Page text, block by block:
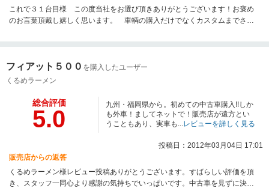
これで３１台目様 この度当社をお選び頂きありがとうございます！お褒め
のお言葉頂戴し嬉しく思います。 車輌の購入だけでなくカスタムまでさせ
やって．．． ん．．．メッチャエエ車になるやん！！」と言いながら私達
バイス頂き出会えた事に感謝しております。 今後とも末永いお付き合い
宜しくお願い致します☆ レビューありがとうございました？
フィアット５００ を購入したユーザー
くるめラーメン
総合評価
5.0
九州・福岡県から。初めての中古車購入!!しか
も外車！ましてネットで！販売店が遠方とい
うこともあり、実車も...レビューを詳しく見る
投稿日：2012年03月04日 17:01
販売店からの返答
くるめラーメン様レビュー投稿ありがとうございます。すばらしい評価を頂
き、スタッフ一同心より感謝の気持ちでいっぱいです。中古車を見ずに決め